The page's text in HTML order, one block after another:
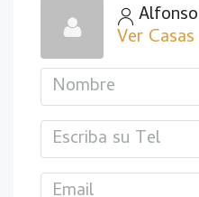
Alfonso
Ver Casas